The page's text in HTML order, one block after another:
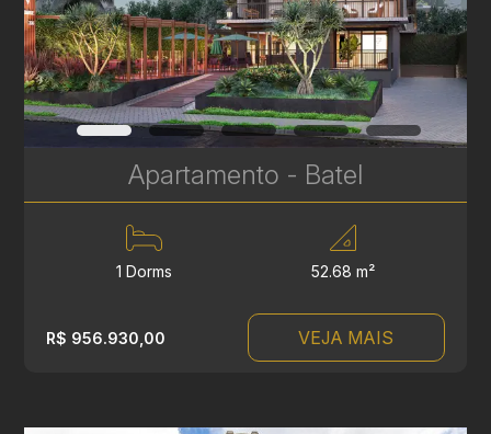
Apartamento - Batel
1 Dorms 52.68 m²
R$ 956.930,00 VEJA MAIS